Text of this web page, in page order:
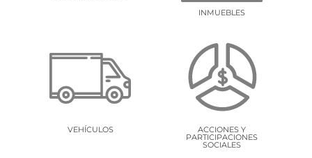
INMUEBLES
VEHÍCULOS ACCIONES Y
PARTICIPACIONES
SOCIALES